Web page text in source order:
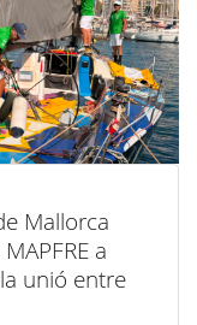
Mallorca
a
unió entre